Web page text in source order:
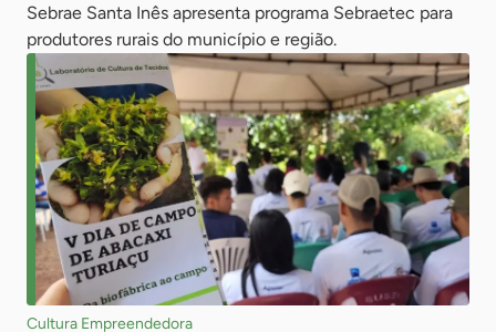
Sebrae Santa Inês apresenta programa Sebraetec para
produtores rurais do município e região.
Cultura Empreendedora